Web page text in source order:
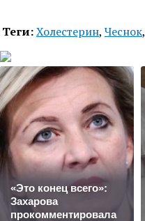
Теги:Холестерин, Чеснок,
«Это конец всего»:
Захарова
прокомментировала